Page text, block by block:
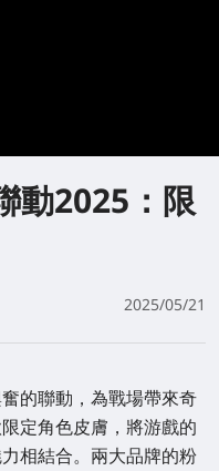
動2025：限
2025/05/21
的聯動，為戰場帶來奇
定角色皮膚，將游戲的
相結合。兩大品牌的粉